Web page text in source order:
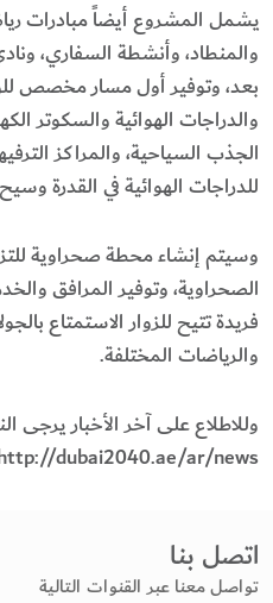
يشمل المشروع أيضاً مبادرات
والمنطاد، وأنشطة السفاري،
بعد، وتوفير أول مسار مخصص
والدراجات الهوائية والسكوتر
الجذب السياحية، والمراكز
للدراجات الهوائية في القدرة
وسيتم إنشاء محطة صحراوية
الصحراوية، وتوفير المرافق
فريدة تتيح للزوار الاستمتاع
والرياضات المختلفة.
وللاطلاع على آخر الأخبار يرجى
dubai2040.ae/ar/news
اتصل بنا
تواصل معنا عبر القنوات التالية